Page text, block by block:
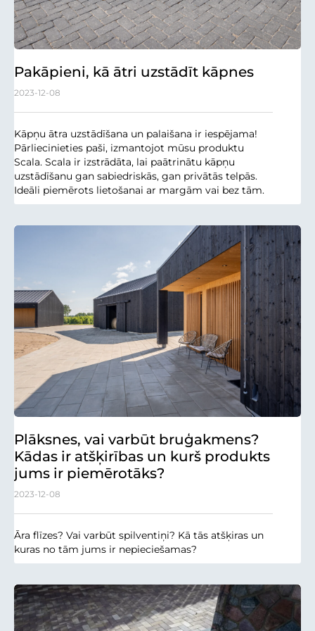
Pakāpieni, kā ātri uzstādīt kāpnes
2023-12-08
Kāpņu ātra uzstādīšana un palaišana ir iespējama!
Pārliecinieties paši, izmantojot mūsu produktu
Scala. Scala ir izstrādāta, lai paātrinātu kāpņu
uzstādīšanu gan sabiedriskās, gan privātās telpās.
Ideāli piemērots lietošanai ar margām vai bez tām.
Plāksnes, vai varbūt bruģakmens?
Kādas ir atšķirības un kurš produkts
jums ir piemērotāks?
2023-12-08
Āra flīzes? Vai varbūt spilventiņi? Kā tās atšķiras un
kuras no tām jums ir nepieciešamas?